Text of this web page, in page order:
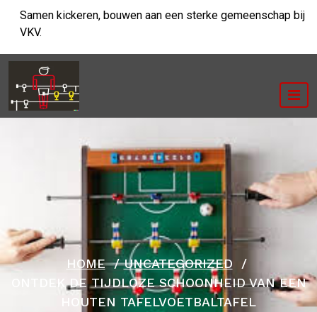
naar
inhoud
Samen kickeren, bouwen aan een sterke gemeenschap bij
VKV.
HOME/UNCATEGORIZED /
ONTDEK DE TIJDLOZE SCHOONHEID VAN EEN
HOUTEN TAFELVOETBALTAFEL